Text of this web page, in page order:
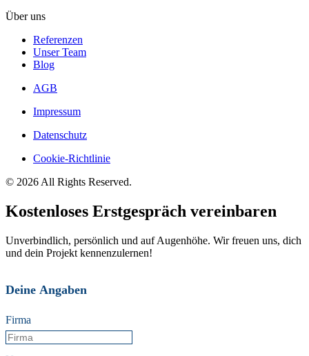
Über uns
Referenzen
Unser Team
Blog
AGB
Impressum
Datenschutz
Cookie-Richtlinie
© 2026 All Rights Reserved.
Kostenloses Erstgespräch vereinbaren
Unverbindlich, persönlich und auf Augenhöhe. Wir freuen uns, dich
und dein Projekt kennenzulernen!
Deine Angaben
Firma